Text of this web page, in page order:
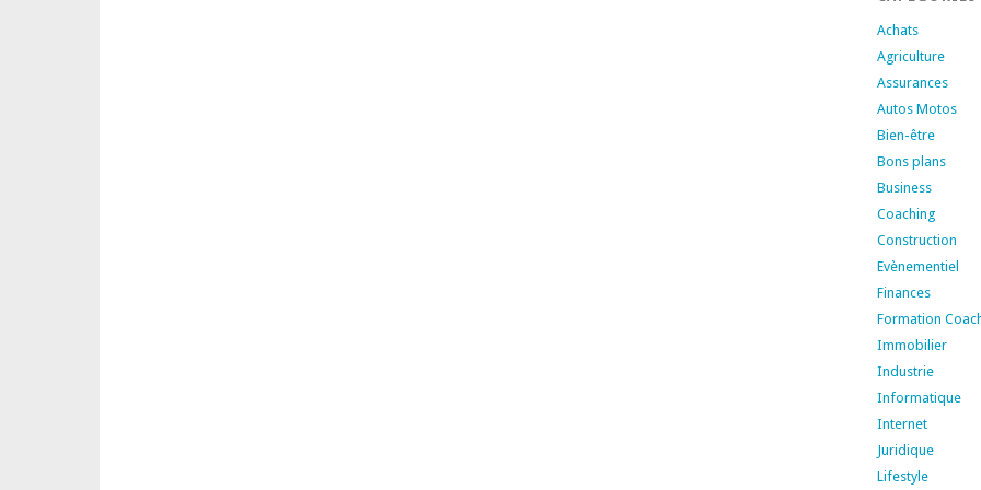
Achats
Agriculture
Assurances
Autos Motos
Bien-être
Bons plans
Business
Coaching
Construction
Evènementiel
Finances
Formation
Immobilier
Industrie
Informatique
Internet
Juridique
Lifestyle